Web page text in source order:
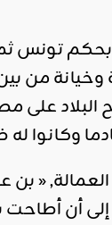
بحكم تونس
من
البلاد
وكانوا له
«
ليفر هاربا دونما